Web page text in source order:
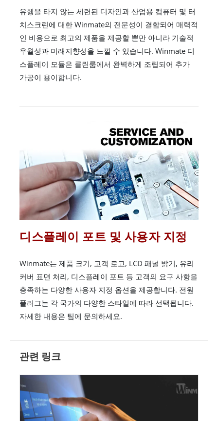
유행을 타지 않는 세련된 디자인과 산업용 컴퓨터 및 터
치스크린에 대한 Winmate의 전문성이 결합되어 매력적
인 비용으로 최고의 제품을 제공할 뿐만 아니라 기술적
우월성과 미래지향성을 느낄 수 있습니다. Winmate 디
스플레이 모듈은 클린룸에서 완벽하게 조립되어 추가
가공이 용이합니다.
디스플레이 포트 및 사용자 지정
Winmate는 제품 크기, 고객 로고, LCD 패널 밝기, 유리
커버 표면 처리, 디스플레이 포트 등 고객의 요구 사항을
충족하는 다양한 사용자 지정 옵션을 제공합니다. 전원
플러그는 각 국가의 다양한 스타일에 따라 선택됩니다.
자세한 내용은 팀에 문의하세요.
관련 링크